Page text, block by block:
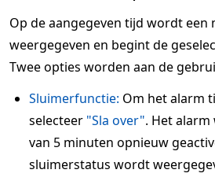
Op de aangegeven tijd wordt een
weergegeven en begint de
Twee opties worden aan de
Sluimerfunctie: Om het alarm
selecteer "Sla over". Het
van 5 minuten opnieuw
sluimerstatus wordt